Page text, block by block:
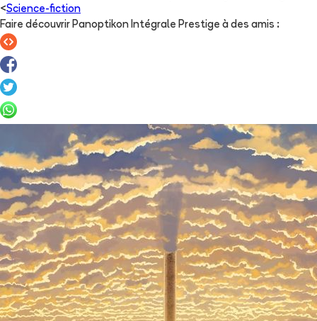
<Science-fiction
Faire découvrir Panoptikon Intégrale Prestige à des amis :